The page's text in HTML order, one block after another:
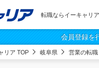
転職ならイーキャリア
会員登録を
リア TOP 岐阜県 営業の転